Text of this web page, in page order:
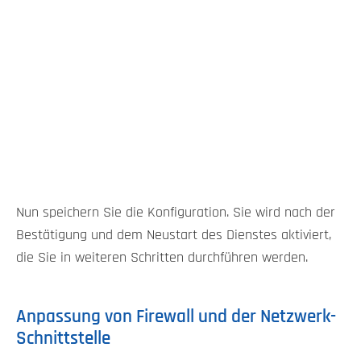
Nun speichern Sie die Konfiguration. Sie wird nach der
Bestätigung und dem Neustart des Dienstes aktiviert,
die Sie in weiteren Schritten durchführen werden.
Anpassung von Firewall und der Netzwerk-
Schnittstelle